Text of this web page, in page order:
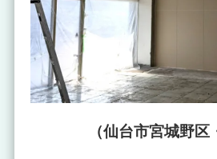
（仙台市宮城野区